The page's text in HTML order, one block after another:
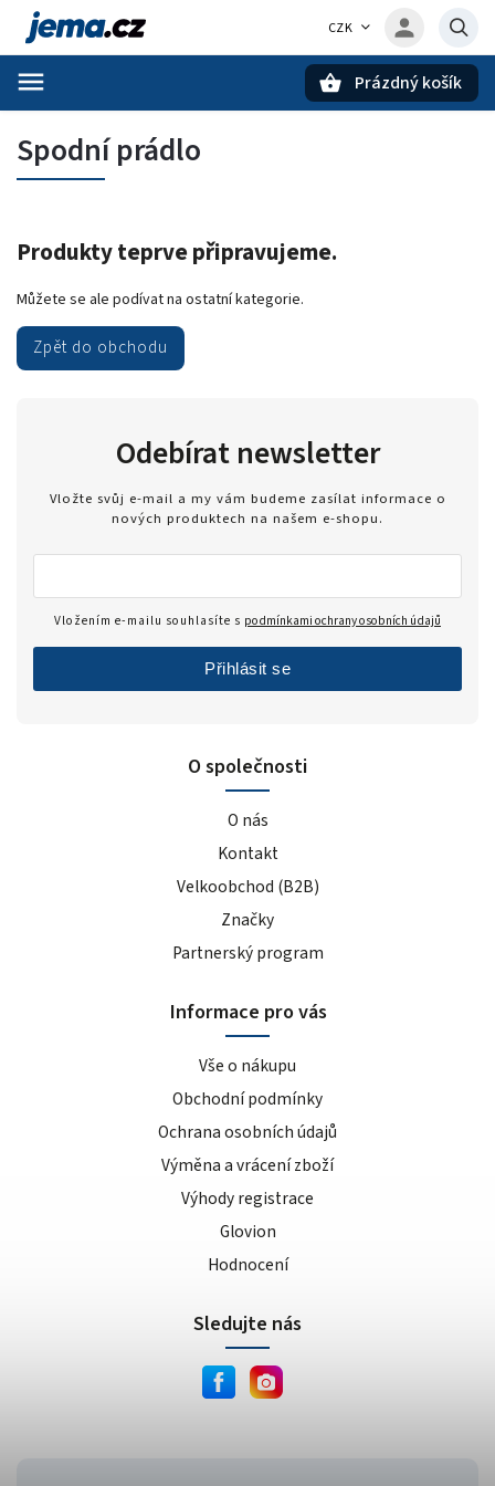
CZK
Prázdný košík
Spodní prádlo
Produkty teprve připravujeme.
Můžete se ale podívat na ostatní kategorie.
Zpět do obchodu
O společnosti
O nás
Kontakt
Velkoobchod (B2B)
Značky
Partnerský program
Informace pro vás
Vše o nákupu
Obchodní podmínky
Ochrana osobních údajů
Výměna a vrácení zboží
Výhody registrace
Glovion
Hodnocení
Odebírat newsletter
Vložte svůj e-mail a my vám budeme zasílat informace o
nových produktech na našem e-shopu.
Vložením e-mailu souhlasíte s podmínkami ochrany osobních údajů
Přihlásit se
Sledujte nás